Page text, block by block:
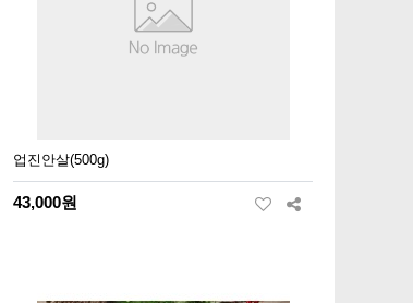
업진안살(500g)
43,000원